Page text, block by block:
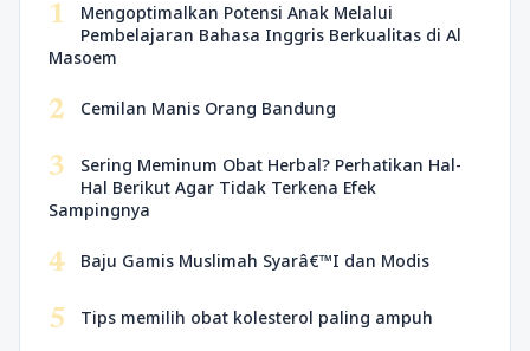
1
Mengoptimalkan Potensi Anak Melalui
Pembelajaran Bahasa Inggris Berkualitas di Al
Masoem
2 Cemilan Manis Orang Bandung
3
Sering Meminum Obat Herbal? Perhatikan Hal-
Hal Berikut Agar Tidak Terkena Efek
Sampingnya
4 Baju Gamis Muslimah Syarâ€™I dan Modis
5 Tips memilih obat kolesterol paling ampuh